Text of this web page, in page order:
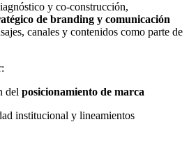
y co-construcción,
de branding y comunicación
canales y contenidos como parte de
del posicionamiento de marca
institucional y lineamientos